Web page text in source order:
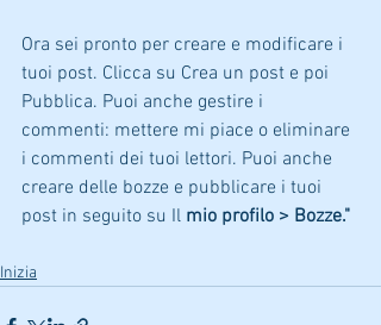
Ora sei pronto per creare e modificare i
tuoi post. Clicca su Crea un post e poi
Pubblica. Puoi anche gestire i
commenti: mettere mi piace o eliminare
i commenti dei tuoi lettori. Puoi anche
creare delle bozze e pubblicare i tuoi
post in seguito su Il mio profilo > Bozze."
Inizia